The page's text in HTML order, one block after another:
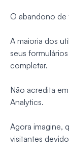
O abandono de
A maioria dos
seus
completar.
Não acredita
Analytics.
Agora imagine,
visitantes